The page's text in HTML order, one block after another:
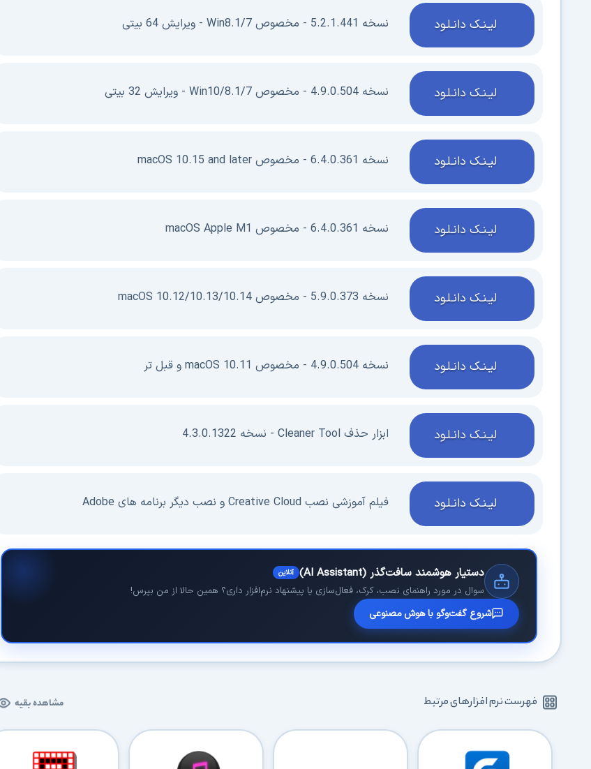
لیـنـک دانـلـود نسخه 5.2.1.441 - مخصوص Win8.1/7 - ویرایش 64 بیتی
لیـنـک دانـلـود نسخه 4.9.0.504 - مخصوص Win10/8.1/7 - ویرایش 32 بیتی
لیـنـک دانـلـود نسخه 6.4.0.361 - مخصوص macOS 10.15 and later
لیـنـک دانـلـود نسخه 6.4.0.361 - مخصوص macOS Apple M1
لیـنـک دانـلـود نسخه 5.9.0.373 - مخصوص macOS 10.12/10.13/10.14
لیـنـک دانـلـود نسخه 4.9.0.504 - مخصوص macOS 10.11 و قبل تر
لیـنـک دانـلـود ابزار حذف Cleaner Tool - نسخه 4.3.0.1322
لیـنـک دانـلـود فیلم آموزشی نصب Creative Cloud و نصب دیگر برنامه های Adobe
دستیار هوشمند سافت‌گذر (AI Assistant) آنلاین
سوال در مورد راهنمای نصب، کرک، فعال‌سازی یا پیشنهاد نرم‌افزار داری؟ همین حالا از من بپرس!
شروع گفت‌وگو با هوش مصنوعی
فهرست نرم افزارهای مرتبط مشاهده بقیه
⚡ اعضای VIP دانلود را بلافاصله و بدون معطلی شروع می‌کنند
⭐ با عضویت ویژه، تمام محدودیت‌ها را بردارید:
✓
قبلاً عضو شدم — ورود به حساب کاربری